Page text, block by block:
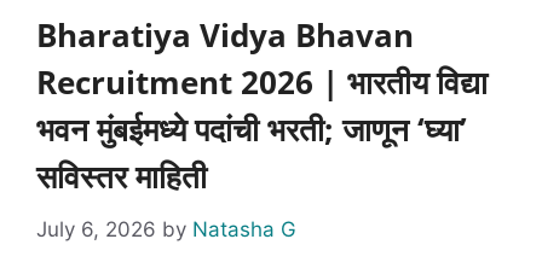
Bharatiya Vidya Bhavan
Recruitment 2026 | भारतीय विद्या
भवन मुंबईमध्ये पदांची भरती; जाणून ‘घ्या’
सविस्तर माहिती
July 6, 2026 by Natasha G